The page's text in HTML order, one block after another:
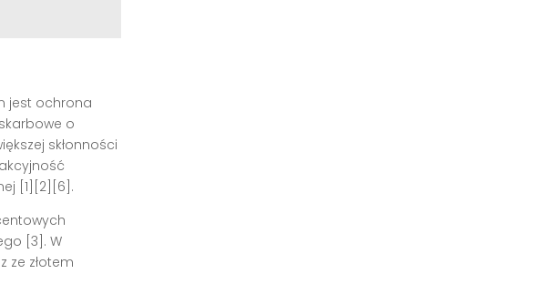
jest ochrona
o
skłonności
[1][2][6].
[3]. W
ze złotem